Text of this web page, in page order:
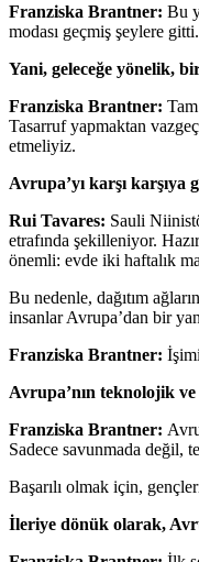
Franziska Brantner: Bu
modası geçmiş şeylere gitti.
Yani, geleceğe yönelik,
Franziska Brantner:
Tasarruf yapmaktan
etmeliyiz.
Avrupa’yı karşı karşıya
Rui Tavares: Sauli
etrafında şekilleniyor.
önemli: evde iki haftalık
Bu nedenle, dağıtım
insanlar Avrupa’dan bir
Franziska Brantner:
Avrupa’nın teknolojik ve
Franziska Brantner:
Sadece savunmada değil,
Başarılı olmak için,
İleriye dönük olarak,